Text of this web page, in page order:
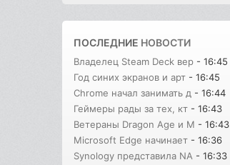
ПОСЛЕДНИЕ НОВОСТИ
Владелец Steam Deck вер - 16:45
Год синих экранов и арт - 16:45
Chrome начал занимать д - 16:44
Геймеры рады за тех, кт - 16:43
Ветераны Dragon Age и M - 16:43
Microsoft Edge начинает - 16:36
Synology представила NA - 16:33